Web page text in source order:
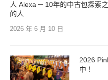
人 Alexa ─ 10年的中古包探索
的人
2026 年 6 月 10 日
2026
中！